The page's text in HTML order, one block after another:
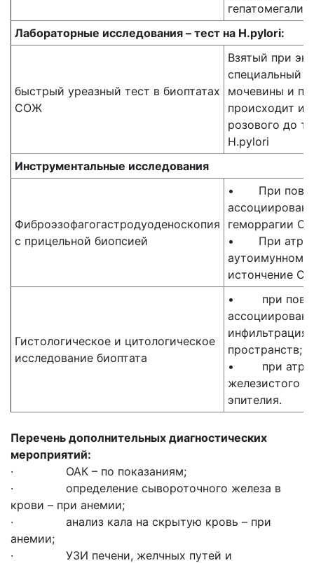
Лабораторные исследования – тест на H.pylori:
быстрый уреазный тест в биоптатах
СОЖ
Взятый при
специальный
мочевины и
происходит
розового до
H.pylori
Инструментальные исследования
Фиброэзофагогастродуоденоскопия
с прицельной биопсией
• При
геморрагии
• При
аутоимунном
истончение
Гистологическое и цитологическое
исследование биоптата
• при
инфильтрация
пространств;
• при
железистого
эпителия.
Перечень дополнительных диагностических
мероприятий:
· ОАК – по показаниям;
· определение сывороточного железа в
крови – при анемии;
· анализ кала на скрытую кровь – при
анемии;
· УЗИ печени, желчных путей и